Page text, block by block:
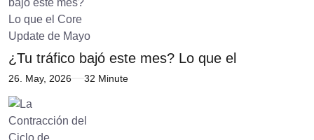
¿Tu tráfico bajó este mes? Lo que el
26. May, 2026 32 Minute